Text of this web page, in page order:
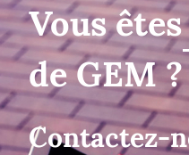
Vous
de GEM ?
Contactez-